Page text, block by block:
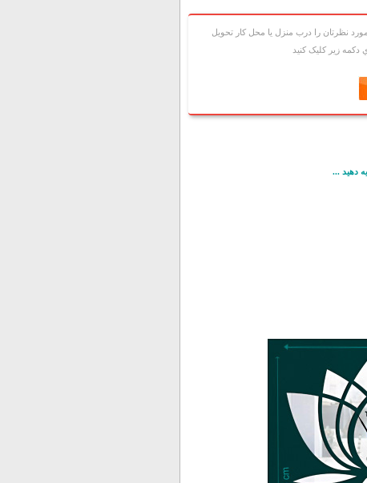
نظرتان را درب منزل يا محل کار تحويل
زير کليک کنيد
دهید ...